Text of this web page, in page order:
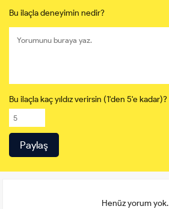
Bu ilaçla deneyimin nedir?
Bu ilaçla kaç yıldız verirsin (1'den 5'e kadar)?
Henüz yorum yok.